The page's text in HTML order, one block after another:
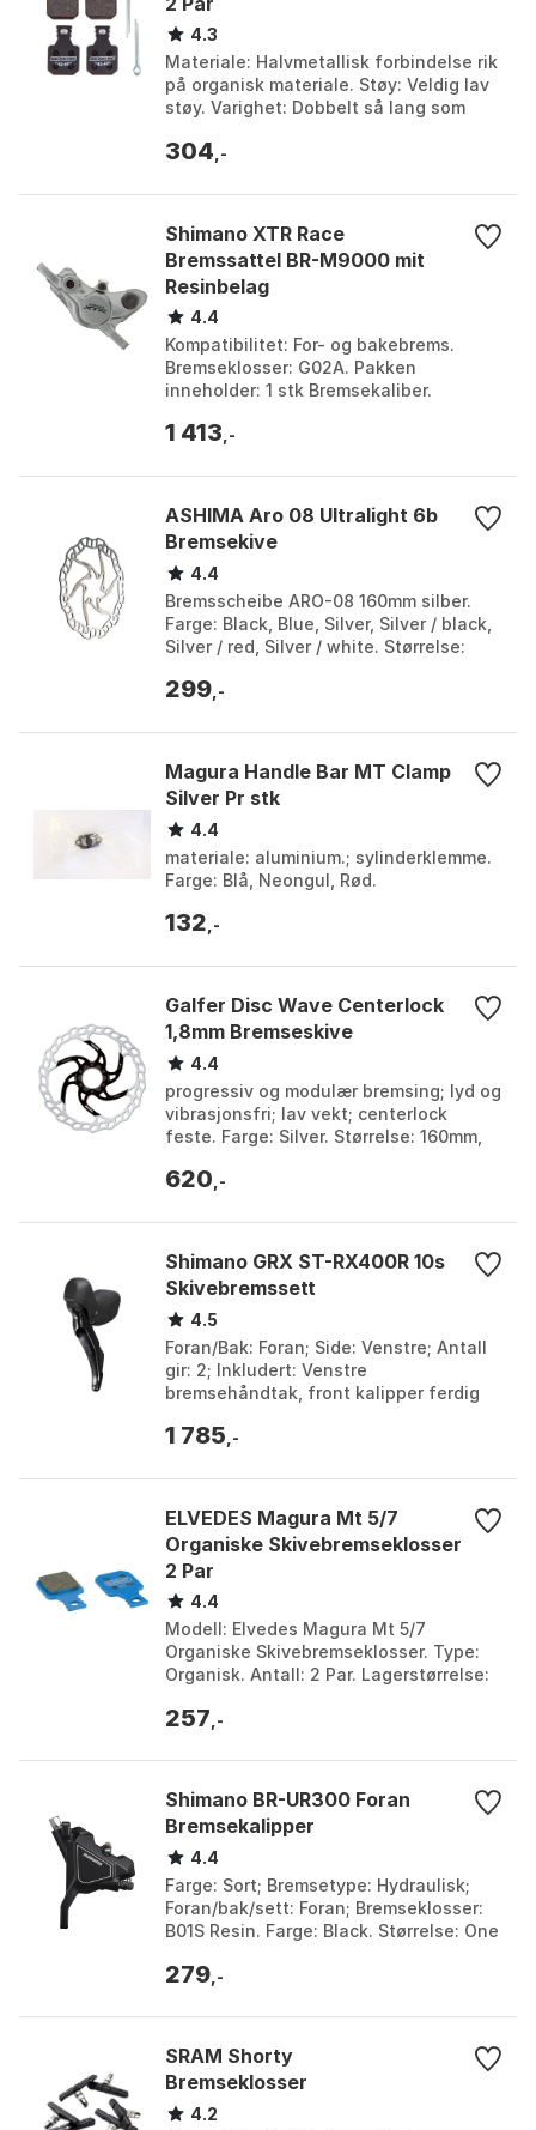
Den passer for brukere som prioriterer pålitelighet i
allvær, enkel service (hurtigutløser for wire) og
kompatibilitet med Shimano-nav. Den er mindre egnet
til lange fjellnedkjøringer, tyngre lastesykler og
skivebremser med større varmereserve er bedre valg.
Følg Shimano sine vedlikeholdsanbefalinger (bruk av
Roller Brake Grease, inspeksjonsintervaller) og sørg
for korrekt montering på nav med rullebremsfeste
for å opprettholde ytelse og sikkerhet i norske
helårsforhold.
4.3
Materiale: Halvmetallisk forbindelse rik
på organisk materiale. Støy: Veldig lav
støy. Varighet: Dobbelt så lang som
Farge: B...
304 ,-
Shimano XTR Race
Bremssattel BR-M9000 mit
Resinbelag
4.4
Kompatibilitet: For- og bakebrems.
Bremseklosser: G02A. Pakken
inneholder: 1 stk Bremsekaliber.
Farge: Grå/svart.
1 413 ,-
ASHIMA Aro 08 Ultralight 6b
Bremsekive
4.4
Bremsscheibe ARO-08 160mm silber.
Farge: Black, Blue, Silver, Silver / black,
Silver / red, Silver / white. Størrelse:
299 ,-
Magura Handle Bar MT Clamp
Silver Pr stk
4.4
materiale: aluminium.; sylinderklemme.
Farge: Blå, Neongul, Rød.
132 ,-
Galfer Disc Wave Centerlock
1,8mm Bremseskive
4.4
progressiv og modulær bremsing; lyd og
vibrasjonsfri; lav vekt; centerlock
feste. Farge: Silver. Størrelse: 160mm,
620 ,-
Shimano GRX ST-RX400R 10s
Skivebremssett
4.5
Foran/Bak: Foran; Side: Venstre; Antall
gir: 2; Inkludert: Venstre
bremsehåndtak, front kalipper ferdig
og L03A Resin bremsek...
1 785 ,-
ELVEDES Magura Mt 5/7
Organiske Skivebremseklosser
2 Par
4.4
Modell: Elvedes Magura Mt 5/7
Organiske Skivebremseklosser. Type:
Organisk. Antall: 2 Par. Lagerstørrelse:
One Size.
257 ,-
Shimano BR-UR300 Foran
Bremsekalipper
4.4
Farge: Sort; Bremsetype: Hydraulisk;
Foran/bak/sett: Foran; Bremseklosser:
B01S Resin. Farge: Black. Størrelse: One
279 ,-
SRAM Shorty
Bremseklosser
4.2